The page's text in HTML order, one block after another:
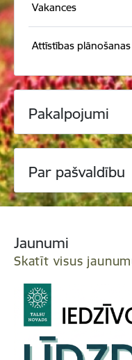
Vakances
Attīstības
Pakalpojumi
Par pašvaldību
Jaunumi
Skatīt visus